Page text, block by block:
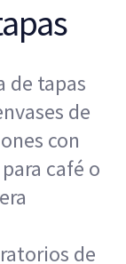
de tapas
de
con
café o
de